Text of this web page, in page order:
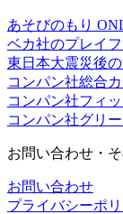
あそびのもり
ベカ社のプレイ
東日本大震災後
コンパン社総合
コンパン社フィ
コンパン社グリ
お問い合わせ・
お問い合わせ
プライバシーポ